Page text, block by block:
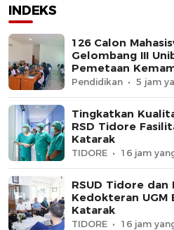
INDEKS
126 Calon
Gelombang III
Pemetaan
Awal
Pendidikan 5 jam
Tingkatkan
RSD Tidore
Katarak
TIDORE 16 jam
RSUD Tidore dan
Kedokteran UGM
Katarak
TIDORE 16 jam